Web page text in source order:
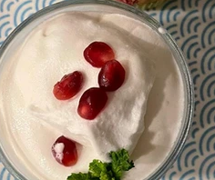
Gewürzbrot Vegan
Süsses Ayurvedisch